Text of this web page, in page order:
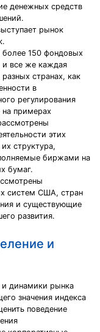
денежных средств
рынок
более 150 фондовых
все же каждая
странах, как
в
регулирования
на примерах
этих
структура,
биржами на
бумаг.
систем США, стран
и существующие
развития.
и
и динамики рынка
значения индекса
поведение